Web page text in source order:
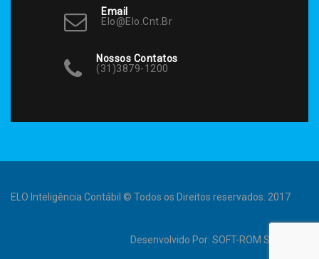
Email
Elo@elo.cnt.br
Nossos Contatos
(31)3879-1200
ELO Inteligência Contábil © Todos os Direitos reservados. 2017
Desenvolvido Por: SOFT-ROM Sistemas